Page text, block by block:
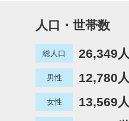
人口・世帯数
総人口 26,349人
男性 12,780人
女性
13,569人